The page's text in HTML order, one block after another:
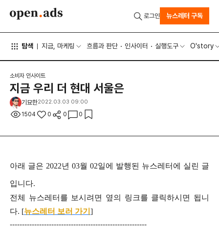
탐색 지금, 마케팅 흐름과 판단 인사이터 실행도구 O'story
로그인 뉴스레터 구독
소비자 인사이트
지금 우리 더 현대 서울은
기묘한2022.03.03 09:00
1504 0 0 0
아래 글은 2022년 03월 02일에 발행된 뉴스레터에 실린 글
입니다.
전체 뉴스레터를 보시려면 옆의 링크를 클릭하시면 됩니
다. [뉴스레터 보러 가기 ]
--------------------------------------------------------